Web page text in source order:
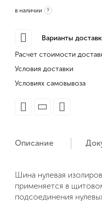
в наличии ?
Варианты
Расчет стоимости
Условия доставки
Условиях самовывоза
Описание
Шина нулевая
применяется в
подсоединения